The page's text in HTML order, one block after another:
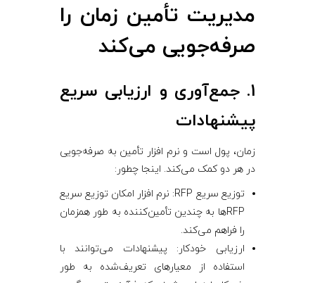
مدیریت تأمین زمان را
صرفه‌جویی می‌کند
1. جمع‌آوری و ارزیابی سریع
پیشنهادات
زمان، پول است و نرم ‌افزار تأمین به صرفه‌جویی
در هر دو کمک می‌کند. اینجا چطور:
توزیع سریع RFP: نرم ‌افزار امکان توزیع سریع
RFPها به چندین تأمین‌کننده به طور همزمان
را فراهم می‌کند.
ارزیابی خودکار: پیشنهادات می‌توانند با
استفاده از معیارهای تعریف‌شده به طور